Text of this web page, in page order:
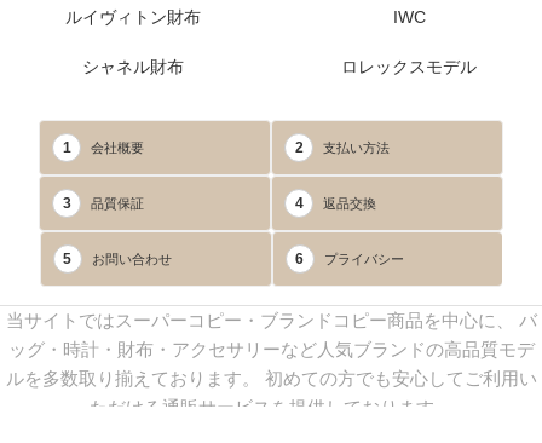
ルイヴィトン財布
シャネル財布
IWC
ロレックスモデル
1 会社概要 2 支払い方法
3 品質保証 4 返品交換
5 お問い合わせ 6 プライバシー
当サイトではスーパーコピー・ブランドコピー商品を中心に、 バ
ッグ・時計・財布・アクセサリーなど人気ブランドの高品質モデ
ルを多数取り揃えております。 初めての方でも安心してご利用い
ただける通販サービスを提供しております。